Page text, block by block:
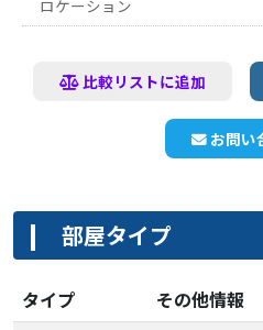
ロケーション
比較リストに追加
お問い
部屋タイプ
タイプ
その他情報